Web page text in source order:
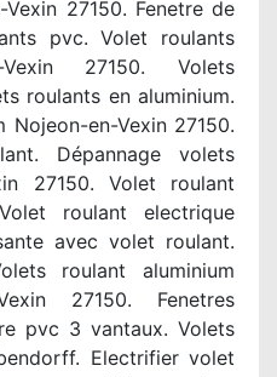
27150. Fenetre de
pvc. Volet roulants
Vexin 27150. Volets
roulants en aluminium.
Nojeon-en-Vexin 27150.
Dépannage volets
27150. Volet roulant
roulant electrique
avec volet roulant.
roulant aluminium
27150. Fenetres
pvc 3 vantaux. Volets
Electrifier volet